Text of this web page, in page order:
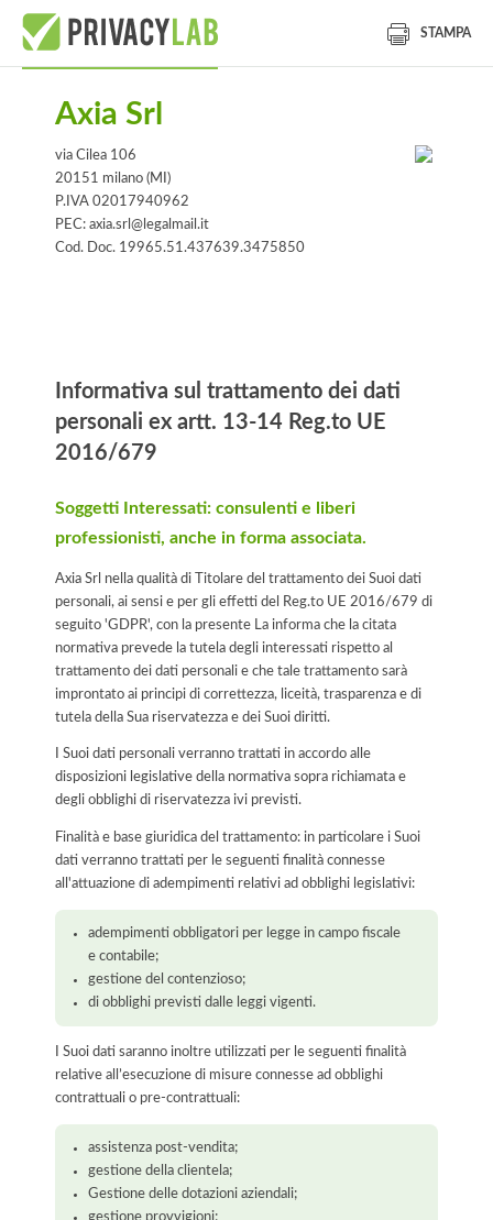
STAMPA
Axia Srl
via Cilea 106
20151 milano (MI)
P.IVA 02017940962
PEC: axia.srl@legalmail.it
Cod. Doc. 19965.51.437639.3475850
Informativa sul trattamento dei dati
personali ex artt. 13-14 Reg.to UE
2016/679
Soggetti Interessati: consulenti e liberi
professionisti, anche in forma associata.
Axia Srl nella qualità di Titolare del trattamento dei Suoi dati
personali, ai sensi e per gli effetti del Reg.to UE 2016/679 di
seguito 'GDPR', con la presente La informa che la citata
normativa prevede la tutela degli interessati rispetto al
trattamento dei dati personali e che tale trattamento sarà
improntato ai principi di correttezza, liceità, trasparenza e di
tutela della Sua riservatezza e dei Suoi diritti.
I Suoi dati personali verranno trattati in accordo alle
disposizioni legislative della normativa sopra richiamata e
degli obblighi di riservatezza ivi previsti.
Finalità e base giuridica del trattamento: in particolare i Suoi
dati verranno trattati per le seguenti finalità connesse
all'attuazione di adempimenti relativi ad obblighi legislativi:
adempimenti obbligatori per legge in campo fiscale
e contabile;
gestione del contenzioso;
di obblighi previsti dalle leggi vigenti.
I Suoi dati saranno inoltre utilizzati per le seguenti finalità
relative all’esecuzione di misure connesse ad obblighi
contrattuali o pre-contrattuali:
assistenza post-vendita;
gestione della clientela;
Gestione delle dotazioni aziendali;
gestione provvigioni;